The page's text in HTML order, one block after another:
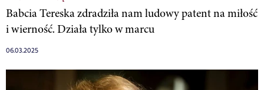
Babcia Tereska zdradziła nam ludowy patent na miłość
i wierność. Działa tylko w marcu
06.03.2025